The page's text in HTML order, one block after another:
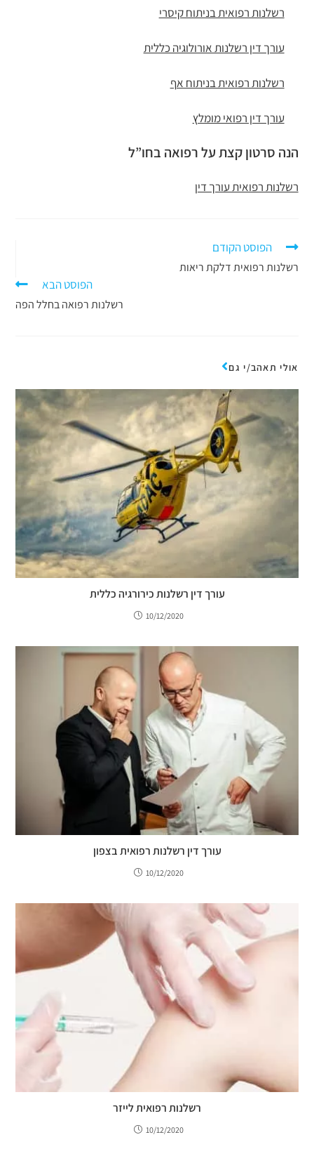
רשלנות רפואית בניתוח קיסרי
עורך דין רשלנות אורולוגיה כללית
רשלנות רפואית בניתוח אף
עורך דין רפואי מומלץ
הנה סרטון קצת על רפואה בחו”ל
רשלנות רפואית עורך דין
הפוסט הקודם
רשלנות רפואית דלקת ריאות
הפוסט הבא
רשלנות רפואה בחלל הפה
אולי תאהב/י גם
עורך דין רשלנות כירורגיה כללית
10/12/2020
עורך דין רשלנות רפואית בצפון
10/12/2020
רשלנות רפואית לייזר
10/12/2020